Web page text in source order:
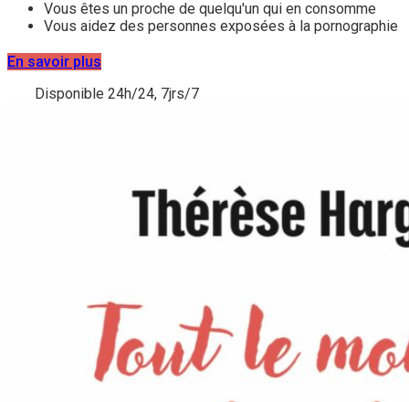
Vous êtes un proche de quelqu'un qui en consomme
Vous aidez des personnes exposées à la pornographie
En savoir plus
Disponible 24h/24, 7jrs/7